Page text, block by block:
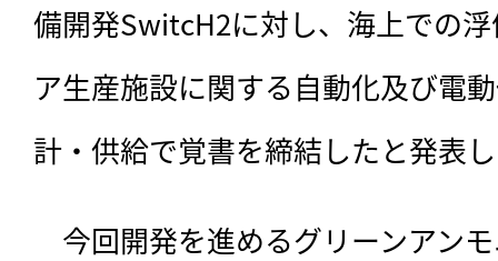
備開発SwitcH2に対し、海上での
ア生産施設に関する自動化及び電
計・供給で覚書を締結したと発表
今回開発を進めるグリーンアン